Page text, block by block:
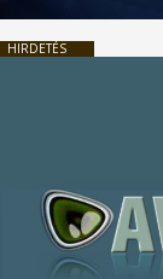
HIRDETÉS